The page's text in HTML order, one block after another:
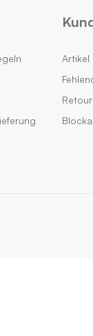
Artikel